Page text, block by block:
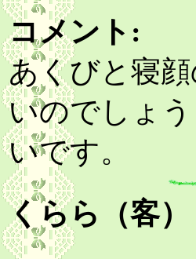
コメント:
あくびと寝
いのでしょ
いです。
くらら（客）